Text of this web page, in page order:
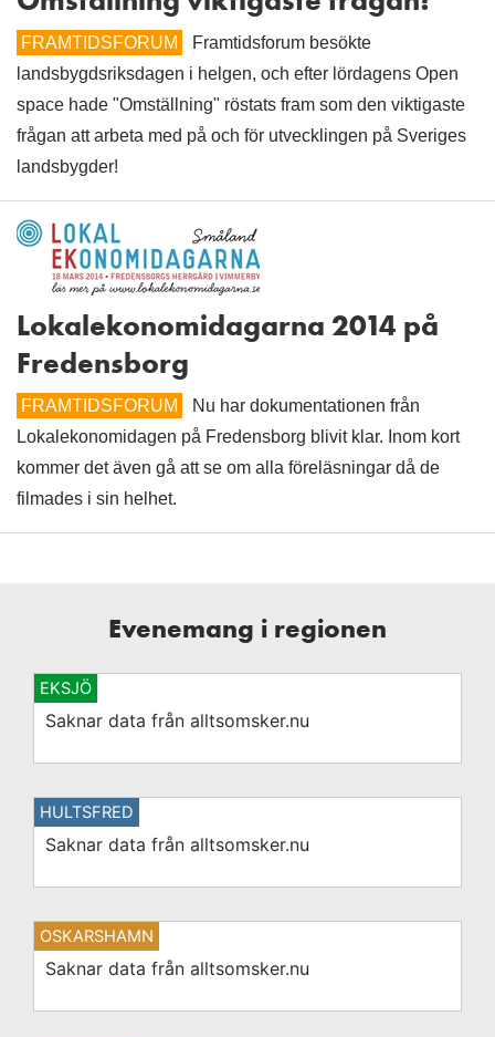
FRAMTIDSFORUM
Framtidsforum besökte
landsbygdsriksdagen i helgen, och efter lördagens Open
space hade "Omställning" röstats fram som den viktigaste
frågan att arbeta med på och för utvecklingen på Sveriges
landsbygder!
Lokalekonomidagarna 2014 på
Fredensborg
FRAMTIDSFORUM
Nu har dokumentationen från
Lokalekonomidagen på Fredensborg blivit klar. Inom kort
kommer det även gå att se om alla föreläsningar då de
filmades i sin helhet.
Evenemang i regionen
EKSJÖ
Saknar data från alltsomsker.nu
HULTSFRED
Saknar data från alltsomsker.nu
OSKARSHAMN
Saknar data från alltsomsker.nu